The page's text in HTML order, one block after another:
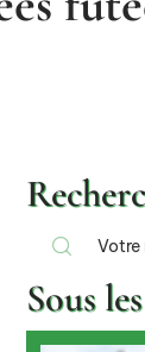
Sous